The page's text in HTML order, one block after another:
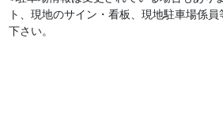
ト、現地のサイン・看板、現地駐車場係
下さい。